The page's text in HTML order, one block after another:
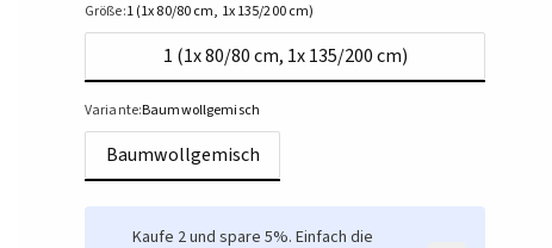
Größe:1 (1x 80/80 cm, 1x 135/200 cm)
1 (1x 80/80 cm, 1x 135/200 cm)
Variante:Baumwollgemisch
Baumwollgemisch
Kaufe 2 und spare 5%. Einfach die